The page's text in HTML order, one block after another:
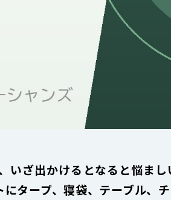
いざ出かけるとなると悩ま
タープ、寝袋、テーブル、チ